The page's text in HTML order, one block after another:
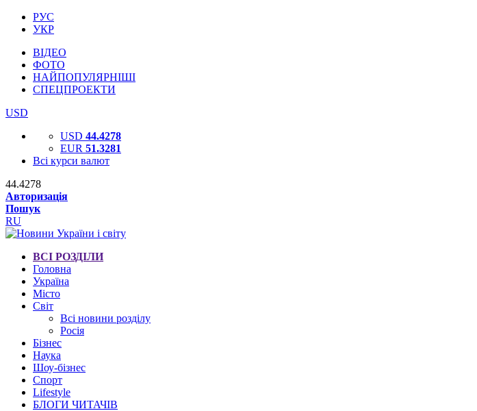
РУС
УКР
ВІДЕО
ФОТО
НАЙПОПУЛЯРНІШІ
СПЕЦПРОЕКТИ
USD
USD 44.4278
EUR 51.3281
Всі курси валют
44.4278
Авторизація
Пошук
RU
ВСІ РОЗДІЛИ
Головна
Україна
Місто
Світ
Всі новини розділу
Росія
Бізнес
Наука
Шоу-бізнес
Спорт
Lifestyle
БЛОГИ ЧИТАЧІВ